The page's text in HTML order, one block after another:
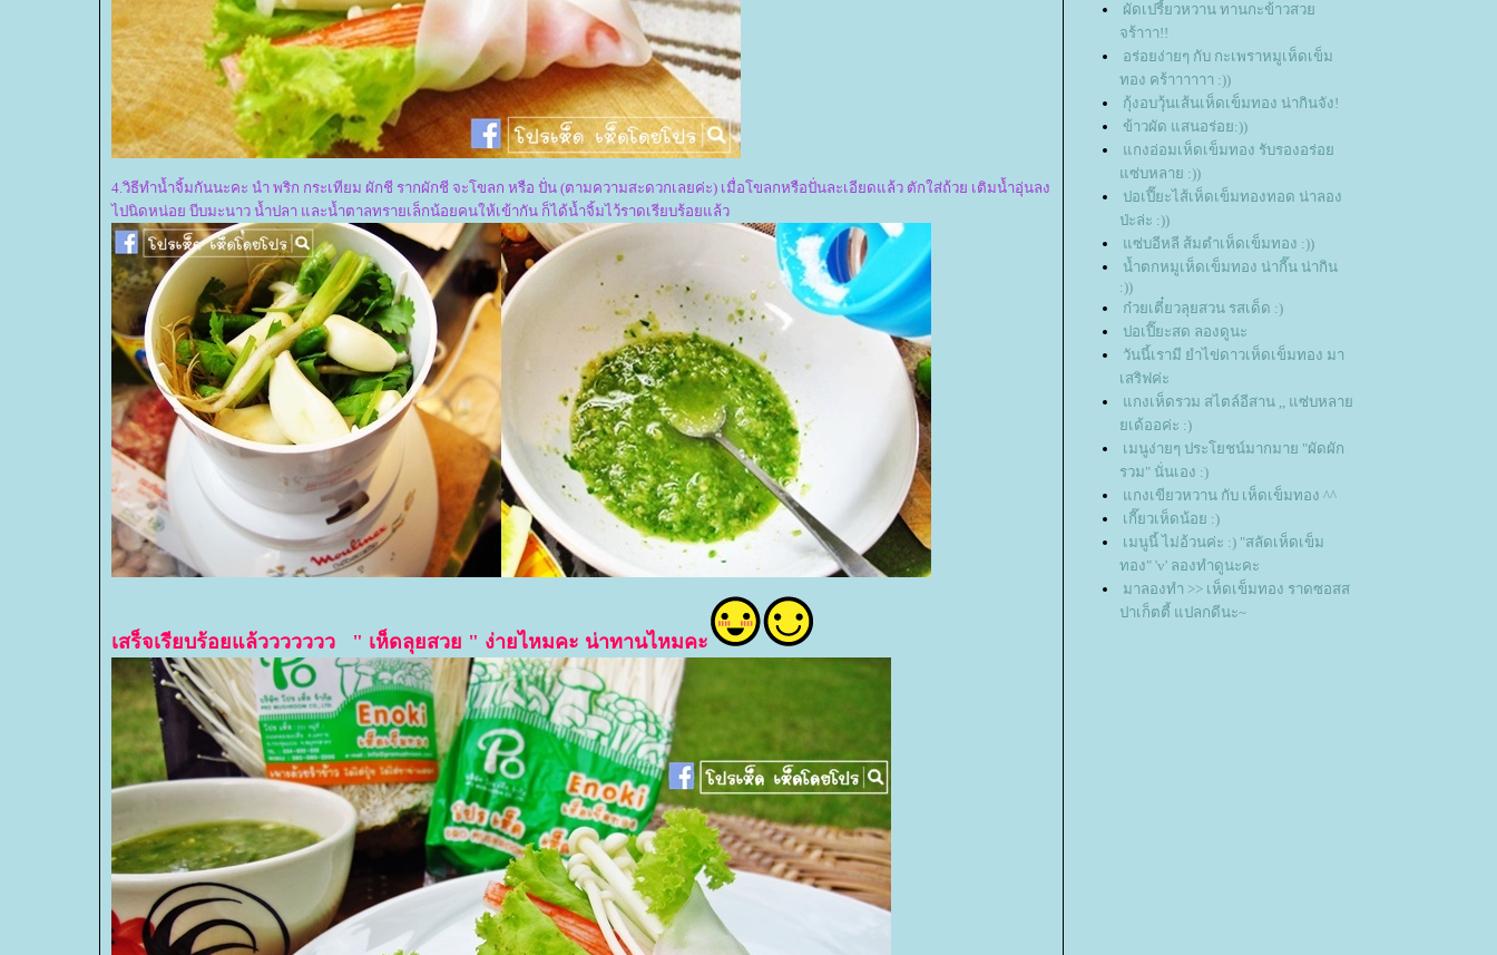
4.วิธีทำน้ำจิ้มกันนะคะ นำ พริก กระเทียม ผักชี รากผักชี จะโขลก หรือ ปั่น (ตามความสะดวกเลยค่ะ) เมื่อโขลกหรือปั่นละเอียดแล้ว ตักใส่ถ้วย เติมน้ำอุ่นลง
ไปนิดหน่อย บีบมะนาว น้ำปลา และน้ำตาลทรายเล็กน้อยคนให้เข้ากัน ก็ได้น้ำจิ้มไว้ราดเรียบร้อยแล้ว
เสร็จเรียบร้อยแล้ววววววว " เห็ดลุยสวย " ง่ายไหมคะ น่าทานไหมคะ
ผัดเปรี้ยวหวาน ทานกะข้าวสว
จร้าาา!!
อร่อยง่ายๆ กับ กะเพราหมูเห็ดเข็ม
ทอง คร้าาาาาา :))
กุ้งอบวุ้นเส้นเห็ดเข็มทอง น่ากินจัง!
ข้าวผัด แสนอร่อย:))
กงอ่อมเห็ดเข็มทอง รับรองอร่อ
ซ่บหลาย :))
ปอเปี๊ยะไส้เห็ดเข็มทองทอด น่าลอง
ป่ะล่ะ :))
ซ่บอีหลี ส้มตำเห็ดเข็มทอง :))
น้ำตกหมูเห็ดเข็มทอง น่ากี๊น น่ากิน
:))
ก๋วยเตี๋ยวลุยสวน รสเด็ด :)
ปอเปี๊ยะสด ลองดูนะ
วันนี้เรามี ยำไข่ดาวเห็ดเข็มทอง มา
เสริฟค่ะ
กงเห็ดรวม สไตล์อีสาน ,, แซ่บหลา
เด้ออค่ะ :)
เมนูง่ายๆ ประโยชน์มากมาย "ผัดผัก
รวม" นั่นเอง :)
กงเขียวหวาน กับ เห็ดเข็มทอง ^^
เกี๊ยวเห็ดน้อย :)
เมนูนี้ ไม่อ้วนค่ะ :) "สลัดเห็ดเข็ม
ทอง" 'v' ลองทำดูนะคะ
มาลองทำ >> เห็ดเข็มทอง ราดซอสส
ปาเก็ตตี้ แปลกดีนะ~